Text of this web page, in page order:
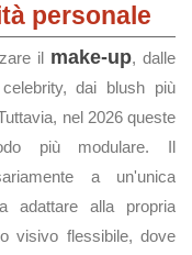
personale
il make-up, dalle
dai blush più
nel 2026 queste
più modulare. Il
a un'unica
adattare alla propria
visivo flessibile, dove